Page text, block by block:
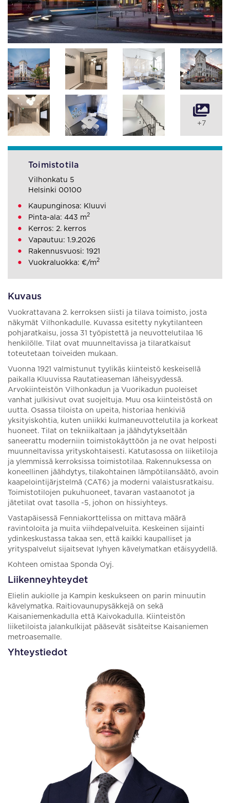
Kuvaus
Vuokrattavana 2. kerroksen siisti ja tilava toimisto, josta
näkymät Vilhonkadulle. Kuvassa esitetty nykytilanteen
pohjaratkaisu, jossa 31 työpistettä ja neuvottelutilaa 16
henkilölle. Tilat ovat muunneltavissa ja tilaratkaisut
toteutetaan toiveiden mukaan.
Vuonna 1921 valmistunut tyylikäs kiinteistö keskeisellä
paikalla Kluuvissa Rautatieaseman läheisyydessä.
Arvokiinteistön Vilhonkadun ja Vuorikadun puoleiset
vanhat julkisivut ovat suojeltuja. Muu osa kiinteistöstä on
uutta. Osassa tiloista on upeita, historiaa henkiviä
yksityiskohtia, kuten uniikki kulmaneuvottelutila ja korkeat
huoneet. Tilat on tekniikaltaan ja jäähdytykseltään
saneerattu moderniin toimistokäyttöön ja ne ovat helposti
muunneltavissa yrityskohtaisesti. Katutasossa on liiketiloja
ja ylemmissä kerroksissa toimistotilaa. Rakennuksessa on
koneellinen jäähdytys, tilakohtainen lämpötilansäätö, avoin
kaapelointijärjstelmä (CAT6) ja moderni valaistusratkaisu.
Toimistotilojen pukuhuoneet, tavaran vastaanotot ja
jätetilat ovat tasolla -5, johon on hissiyhteys.
Vastapäisessä Fenniakorttelissa on mittava määrä
ravintoloita ja muita viihdepalveluita. Keskeinen sijainti
ydinkeskustassa takaa sen, että kaikki kaupalliset ja
yrityspalvelut sijaitsevat lyhyen kävelymatkan etäisyydellä.
Kohteen omistaa Sponda Oyj.
Liikenneyhteydet
Elielin aukiolle ja Kampin keskukseen on parin minuutin
kävelymatka. Raitiovaunupysäkkejä on sekä
Kaisaniemenkadulla että Kaivokadulla. Kiinteistön
liiketiloista jalankulkijat pääsevät sisäteitse Kaisaniemen
metroasemalle.
Yhteystiedot
+7
Toimistotila
Vilhonkatu 5
Helsinki 00100
Kaupunginosa: Kluuvi
Pinta-ala: 443 m2
Kerros: 2. kerros
Vapautuu: 1.9.2026
Rakennusvuosi: 1921
Vuokraluokka: €/m2